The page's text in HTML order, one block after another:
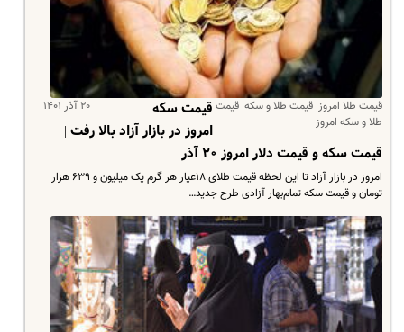
قیمت طلا امروز| قیمت طلا و سکه| قیمت
طلا و سکه امروز
۲۰ آذر ۱۴۰۱
قیمت سکه
امروز در بازار آزاد بالا رفت |
قیمت سکه و قیمت دلار امروز ۲۰ آذر
امروز در بازار آزاد تا این لحظه قیمت طلای ۱۸عیار هر گرم یک میلیون و ۶۳۹ هزار
تومان و قیمت سکه تمام‌بهار آزادی طرح جدید…